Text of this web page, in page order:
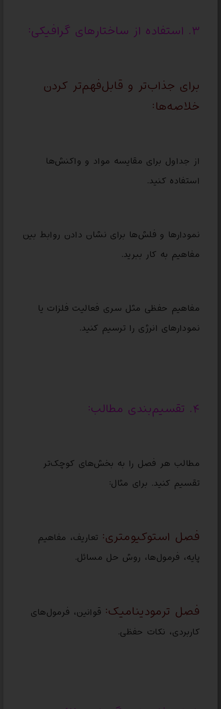
۳. استفاده از ساختارهای گرافیکی:
برای جذاب‌تر و قابل‌فهم‌تر کردن
خلاصه‌ها:
از جداول برای مقایسه مواد و واکنش‌ها
استفاده کنید.
نمودارها و فلش‌ها برای نشان دادن روابط بین
مفاهیم به کار ببرید.
مفاهیم حفظی مثل سری فعالیت فلزات یا
نمودارهای انرژی را ترسیم کنید.
۴. تقسیم‌بندی مطالب:
مطالب هر فصل را به بخش‌های کوچک‌تر
تقسیم کنید. برای مثال:
فصل استوکیومتری: تعاریف، مفاهیم
پایه، فرمول‌ها، روش حل مسائل.
فصل ترمودینامیک: قوانین، فرمول‌های
کاربردی، نکات حفظی.